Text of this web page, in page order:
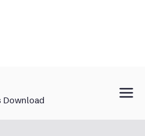
Download